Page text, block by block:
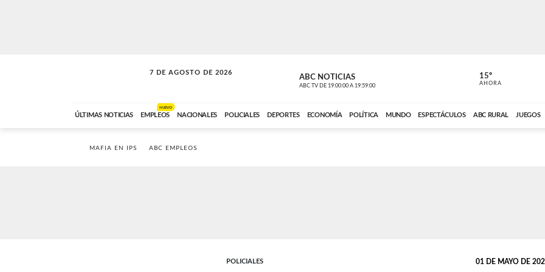
7 DE AGOSTO DE 2026
SOLO MÚSICA ABC NOTICIAS
ABC TV DE 19:00:00 A 19:59:00 ABC CARDINAL
15º
AHORA
ÚLTIMAS NOTICIAS EMPLEOS
NUEVO
NACIONALES POLICIALES DEPORTES ECONOMÍA POLÍTICA MUNDO ESPECTÁCULOS ABC RURAL JUEGOS
MAFIA EN IPS ABC EMPLEOS
POLICIALES 01 DE MAYO DE